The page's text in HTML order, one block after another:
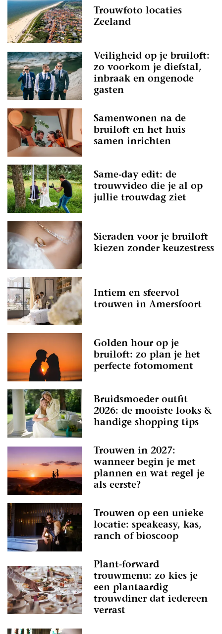
Trouwfoto locaties
Zeeland
Veiligheid op je bruiloft:
zo voorkom je diefstal,
inbraak en ongenode
gasten
Samenwonen na de
bruiloft en het huis
samen inrichten
Same-day edit: de
trouwvideo die je al op
jullie trouwdag ziet
Sieraden voor je bruiloft
kiezen zonder keuzestress
Intiem en sfeervol
trouwen in Amersfoort
Golden hour op je
bruiloft: zo plan je het
perfecte fotomoment
Bruidsmoeder outfit
2026: de mooiste looks &
handige shopping tips
Trouwen in 2027:
wanneer begin je met
plannen en wat regel je
als eerste?
Trouwen op een unieke
locatie: speakeasy, kas,
ranch of bioscoop
Plant-forward
trouwmenu: zo kies je
een plantaardig
trouwdiner dat iedereen
verrast